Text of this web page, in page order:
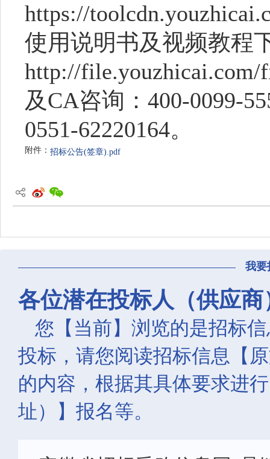
https://
使用说明书及视频教程
http://file.youzhicai.com/
及CA咨询：400-0099-
0551-62220164。
附件： 招标公告(签章).pdf
我要
各位潜在投标人（供应商
您【当前】浏览的是招标
投标，请您阅读招标信息【
的内容，根据其具体要求进
址）】报名等。